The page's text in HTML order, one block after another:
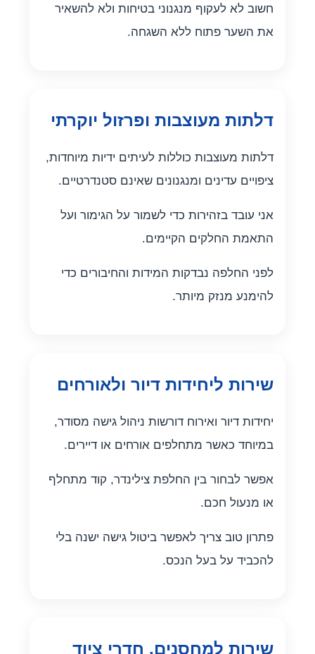
חשוב לא לעקוף מנגנוני בטיחות ולא להשאיר
את השער פתוח ללא השגחה.
דלתות מעוצבות ופרזול יוקרתי
דלתות מעוצבות כוללות לעיתים ידיות מיוחדות,
ציפויים עדינים ומנגנונים שאינם סטנדרטיים.
אני עובד בזהירות כדי לשמור על הגימור ועל
התאמת החלקים הקיימים.
לפני החלפה נבדקות המידות והחיבורים כדי
להימנע מנזק מיותר.
שירות ליחידות דיור ולאורחים
יחידות דיור ואירוח דורשות ניהול גישה מסודר,
במיוחד כאשר מתחלפים אורחים או דיירים.
אפשר לבחור בין החלפת צילינדר, קוד מתחלף
או מנעול חכם.
פתרון טוב צריך לאפשר ביטול גישה ישנה בלי
להכביד על בעל הנכס.
שירות למחסנים, חדרי ציוד